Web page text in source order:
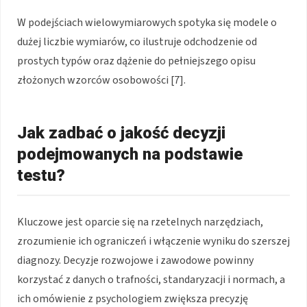
W podejściach wielowymiarowych spotyka się modele o
dużej liczbie wymiarów, co ilustruje odchodzenie od
prostych typów oraz dążenie do pełniejszego opisu
złożonych wzorców osobowości [7].
Jak zadbać o jakość decyzji
podejmowanych na podstawie
testu?
Kluczowe jest oparcie się na rzetelnych narzędziach,
zrozumienie ich ograniczeń i włączenie wyniku do szerszej
diagnozy. Decyzje rozwojowe i zawodowe powinny
korzystać z danych o trafności, standaryzacji i normach, a
ich omówienie z psychologiem zwiększa precyzję